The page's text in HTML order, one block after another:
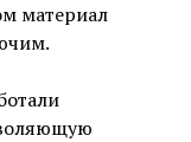
материал